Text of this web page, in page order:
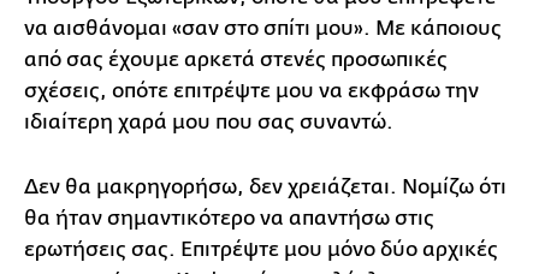
να αισθάνομαι «σαν στο σπίτι μου». Με κάποιους
από σας έχουμε αρκετά στενές προσωπικές
σχέσεις, οπότε επιτρέψτε μου να εκφράσω την
ιδιαίτερη χαρά μου που σας συναντώ.
Δεν θα μακρηγορήσω, δεν χρειάζεται. Νομίζω ότι
θα ήταν σημαντικότερο να απαντήσω στις
ερωτήσεις σας. Επιτρέψτε μου μόνο δύο αρχικές